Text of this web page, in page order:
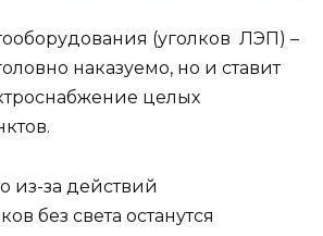
(уголков ЛЭП) –
наказуемо, но и ставит
целых
из-за действий
без света останутся